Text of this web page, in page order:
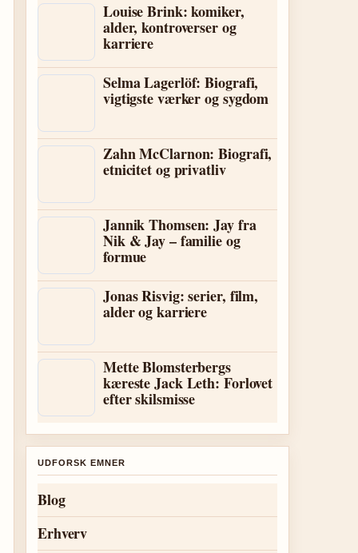
Louise Brink: komiker,
alder, kontroverser og
karriere
Selma Lagerlöf: Biografi,
vigtigste værker og sygdom
Zahn McClarnon: Biografi,
etnicitet og privatliv
Jannik Thomsen: Jay fra
Nik & Jay – familie og
formue
Jonas Risvig: serier, film,
alder og karriere
Mette Blomsterbergs
kæreste Jack Leth: Forlovet
efter skilsmisse
UDFORSK EMNER
Blog
Erhverv